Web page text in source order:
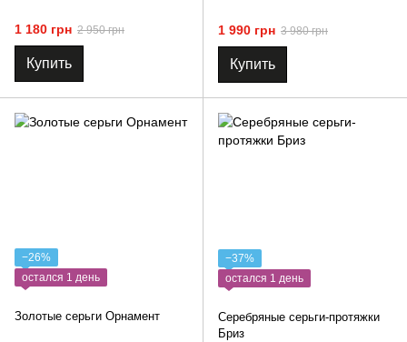
1 180 грн 2 950 грн
Купить
1 990 грн 3 980 грн
Купить
−26%
остался 1 день
Золотые серьги Орнамент
−37%
остался 1 день
Серебряные серьги-протяжки
Бриз